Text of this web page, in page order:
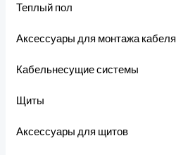
Теплый пол
Аксессуары для монтажа кабеля
Кабельнесущие системы
Щиты
Аксессуары для щитов